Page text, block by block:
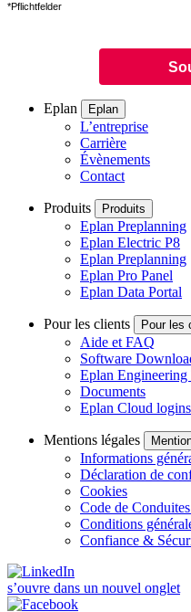
*Pflichtfelder
Eplan Eplan
L’entreprise
Carrière
Évènements
Contact
Produits Produits
Eplan Preplanning
Eplan Electric P8
Eplan Preplanning
Eplan Pro Panel
Eplan Data Portal
Pour les clients Pour les
Aide et FAQ
Software
Eplan Engineering
Documents
Eplan Cloud login
Mentions légales
Informations
Déclaration de
Cookies
Code de Conduite
Conditions
Confiance &
s’ouvre dans un nouvel onglet